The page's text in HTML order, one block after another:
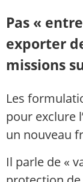
Pas «
exporter
missions
Les
pour exclure
un nouveau
Il parle de «